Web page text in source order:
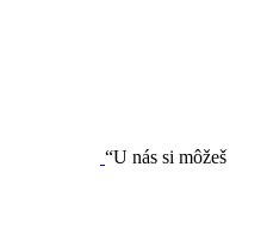
“U nás si môžeš